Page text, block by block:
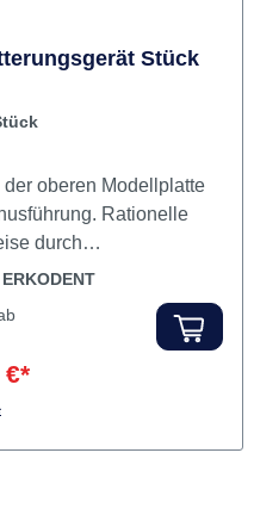
Stück
der oberen Modellplatte
Rationelle
durch
Aus
Aluminium und Messing.
Unterfütterungsgerät
ERKODENT
€*